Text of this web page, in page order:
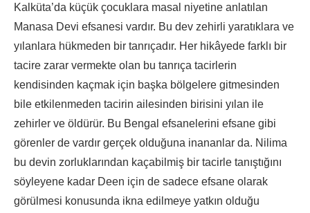
Kalküta’da küçük çocuklara masal niyetine anlatılan
Manasa Devi efsanesi vardır. Bu dev zehirli yaratıklara ve
yılanlara hükmeden bir tanrıçadır. Her hikâyede farklı bir
tacire zarar vermekte olan bu tanrıça tacirlerin
kendisinden kaçmak için başka bölgelere gitmesinden
bile etkilenmeden tacirin ailesinden birisini yılan ile
zehirler ve öldürür. Bu Bengal efsanelerini efsane gibi
görenler de vardır gerçek olduğuna inananlar da. Nilima
bu devin zorluklarından kaçabilmiş bir tacirle tanıştığını
söyleyene kadar Deen için de sadece efsane olarak
görülmesi konusunda ikna edilmeye yatkın olduğu